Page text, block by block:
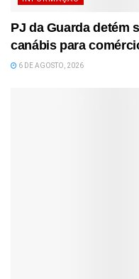
PJ da Guarda detém
canábis para
6 DE AGOSTO, 2026